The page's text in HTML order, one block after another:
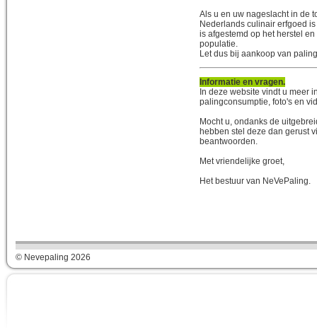
Als u en uw nageslacht in de
Nederlands culinair erfgoed
is afgestemd op het herstel
populatie.
Let dus bij aankoop van
Informatie en vragen.
In deze website vindt u meer
palingconsumptie, foto's en
Mocht u, ondanks de
hebben stel deze dan gerust
beantwoorden.
Met vriendelijke groet,
Het bestuur van NeVePaling.
© Nevepaling 2026